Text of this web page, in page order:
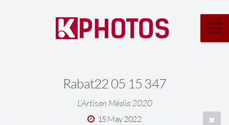
Rabat22 05 15 347
L'Artisan Média 2020
15 May 2022